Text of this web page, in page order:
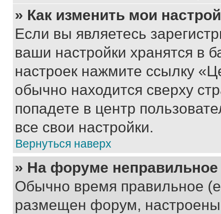
» Как изменить мои
Если вы являетесь
ваши настройки хранятся в
настроек нажмите ссылку
обычно находится сверху
попадете в центр
все свои настройки.
Вернуться наверх
» На форуме
Обычно время правильное
размещен форум, настроены